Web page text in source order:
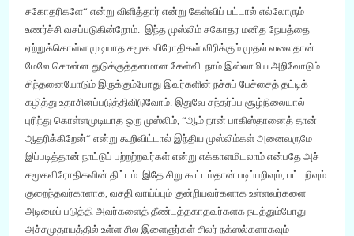
சகோதரிகளே“ என்று விளித்தார் என்று கேள்விப் பட்டால் எல்லோரும்
உணர்ச்சி வசப்படுகின்றோம். இந்த முஸ்லிம் சகோதர மனித நேயத்தை
ஏற்றுக்கொள்ள முடியாத சமூக விரோதிகள் விரிக்கும் முதல் வலைதான்
மேலே சொன்ன துடுக்குத்தனமான கேள்வி. நாம் இஸ்லாமிய அறிவோடும்
சிந்தனையோடும் இருக்கும்போது இவர்களின் நச்சுப் பேச்சைத் தட்டிக்
கழித்து உதாசினப்படுத்திவிடுவோம். இதுவே சந்தர்ப்ப சூழ்நிலையால்
புரிந்து கொள்ளமுடியாத ஒரு முஸ்லிம் “ஆம் நான் பாகிஸ்தானைத் தான்
ஆதரிக்கிறேன்“ என்று கூறிவிட்டால் இந்திய முஸ்லிம்கள் அனைவருமே
இப்படித்தான் நாட்டுப் பற்றற்றவர்கள் என்று எக்காளமிடலாம் என்பதே அச்
சமூகவிரோதிகளின் திட்டம். இதே சிறு கூட்டம்தான் படிப்பறிவும் பட்டறிவும்
குறைந்தவர்காளாக, வசதி வாய்ப்பும் குன்றியவர்களாக உள்ளவர்களை
அடிமைப் படுத்தி அவர்களைத் தீண்டத்தகாதவர்களக நடத்தும்போது
அச்சமுதாயத்தில் உள்ள சில இளைஞர்கள் சிலர் நக்ஸல்களாகவும்